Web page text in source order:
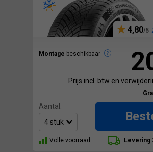
4,80
Montage beschikbaar
Prijs incl. btw en
Aantal:
Volle voorraad Levering